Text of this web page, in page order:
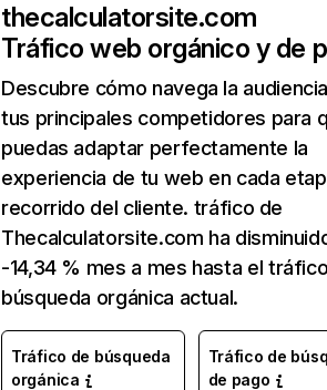
thecalculatorsite.com
Tráfico web orgánico y de
Descubre cómo navega la
tus principales competidores para
puedas adaptar perfectamente la
experiencia de tu web en cada
recorrido del cliente. tráfico de
Thecalculatorsite.com ha
-14,34 % mes a mes hasta el
búsqueda orgánica actual.
Tráfico de búsqueda
orgánica
Tráfico de
de pago